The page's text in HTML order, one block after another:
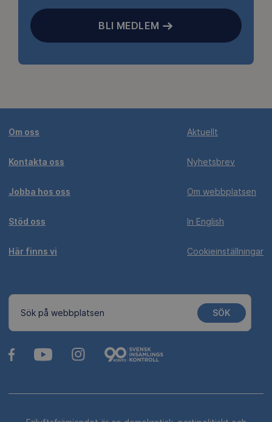
BLI MEDLEM
Om oss
Kontakta oss
Jobba hos oss
Stöd oss
Här finns vi
Aktuellt
Nyhetsbrev
Om webbplatsen
In English
Cookieinställningar
Sök på webbplatsen SÖK